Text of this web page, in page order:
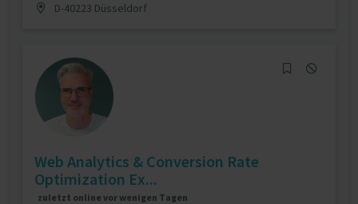
D-40223 Düsseldorf
Web Analytics & Conversion Rate
Optimization Ex...
zuletzt online vor wenigen Tagen